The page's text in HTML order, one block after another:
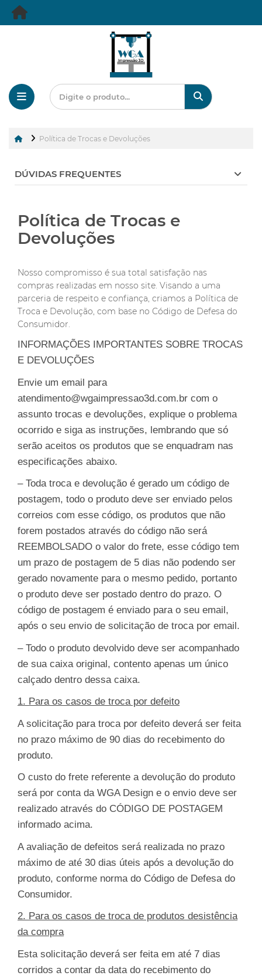
Política de Trocas e Devoluções
DÚVIDAS FREQUENTES
Política de Trocas e
Devoluções
Nosso compromisso é sua total satisfação nas
compras realizadas em nosso site. Visando a uma
parceria de respeito e confiança, criamos a Política de
Troca e Devolução, com base no Código de Defesa do
Consumidor.
INFORMAÇÕES IMPORTANTES SOBRE TROCAS
E DEVOLUÇÕES
Envie um email para
atendimento@wgaimpressao3d.com.br com o
assunto trocas e devoluções, explique o problema
ocorrido e siga as instruções, lembrando que só
serão aceitos os produtos que se enquadram nas
especificações abaixo.
– Toda troca e devolução é gerado um código de
postagem, todo o produto deve ser enviado pelos
correios com esse código, os produtos que não
forem postados através do código não será
REEMBOLSADO o valor do frete, esse código tem
um prazo de postagem de 5 dias não podendo ser
gerado novamente para o mesmo pedido, portanto
o produto deve ser postado dentro do prazo. O
código de postagem é enviado para o seu email,
após o seu envio de solicitação de troca por email.
– Todo o produto devolvido deve ser acompanhado
de sua caixa original, contento apenas um único
calçado dentro dessa caixa.
1. Para os casos de troca por defeito
A solicitação para troca por defeito deverá ser feita
no prazo máximo de 90 dias do recebimento do
produto.
O custo do frete referente a devolução do produto
será por conta da WGA Design e o envio deve ser
realizado através do CÓDIGO DE POSTAGEM
informado acima.
A avaliação de defeitos será realizada no prazo
máximo de até 30 dias úteis após a devolução do
produto, conforme norma do Código de Defesa do
Consumidor.
2. Para os casos de troca de produtos desistência
da compra
Esta solicitação deverá ser feita em até 7 dias
corridos a contar da data do recebimento do